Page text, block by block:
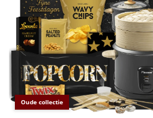
€50 tot €55
€55 tot €75
€75 tot €100
€100 en hoger
Oude collectie